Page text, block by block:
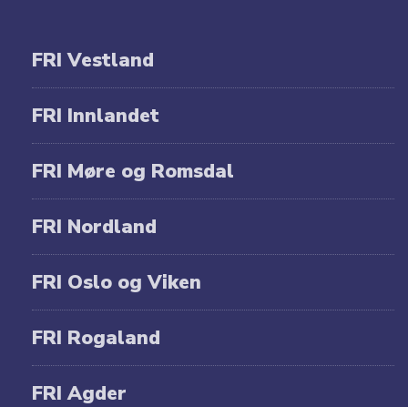
FRI Vestland
FRI Innlandet
FRI Møre og Romsdal
FRI Nordland
FRI Oslo og Viken
FRI Rogaland
FRI Agder